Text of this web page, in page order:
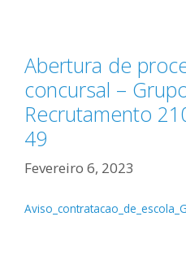
Abertura de
concursal –
Recrutamento
49
Fevereiro 6, 2023